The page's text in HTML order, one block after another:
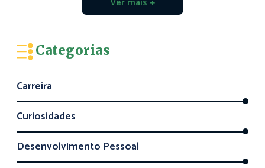
Categorias
Carreira
Curiosidades
Desenvolvimento Pessoal